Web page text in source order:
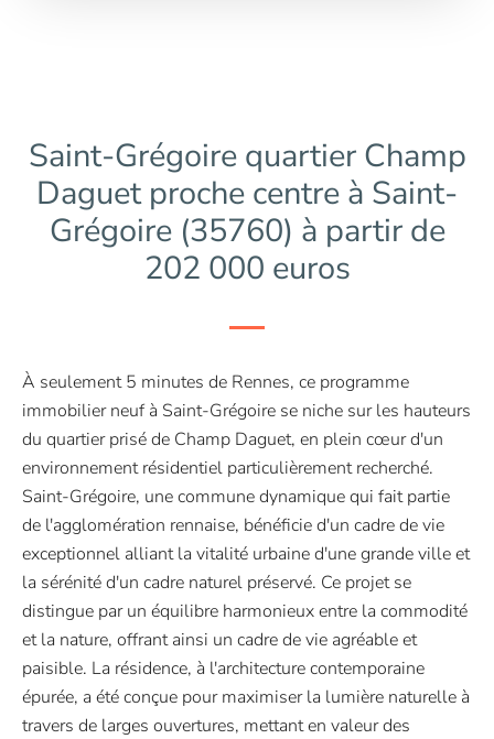
Saint-Grégoire quartier Champ
Daguet proche centre à Saint-
Grégoire (35760) à partir de
202 000 euros
À seulement 5 minutes de Rennes, ce programme
immobilier neuf à Saint-Grégoire se niche sur les hauteurs
du quartier prisé de Champ Daguet, en plein cœur d'un
environnement résidentiel particulièrement recherché.
Saint-Grégoire, une commune dynamique qui fait partie
de l'agglomération rennaise, bénéficie d'un cadre de vie
exceptionnel alliant la vitalité urbaine d'une grande ville et
la sérénité d'un cadre naturel préservé. Ce projet se
distingue par un équilibre harmonieux entre la commodité
et la nature, offrant ainsi un cadre de vie agréable et
paisible. La résidence, à l'architecture contemporaine
épurée, a été conçue pour maximiser la lumière naturelle à
travers de larges ouvertures, mettant en valeur des